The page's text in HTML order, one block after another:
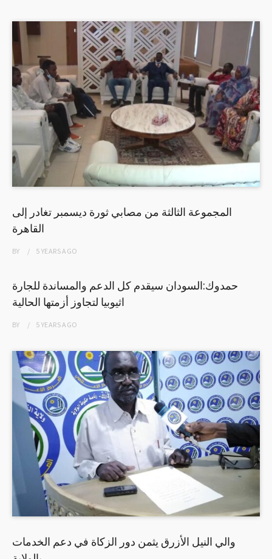
المجموعة الثالثة من مصابي ثورة ديسمبر تغادر إلى
القاهرة
BY 5 YEARSAGO
حمدوك:السودان سيقدم كل الدعم والمساندة للجارة
اثيوبيا لتجاوز أزمتها الحالية
BY 5 YEARSAGO
والي النيل الأزرق يثمن دور الزكاة في دعم الخدمات